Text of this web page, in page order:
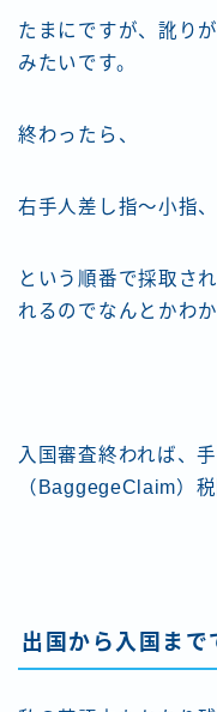
たまにですが、訛り
みたいです。
終わったら、
右手人差し指～小指
という順番で採取さ
れるのでなんとかわか
入国審査終われば、
（BaggegeClaim）
出国から入国まで